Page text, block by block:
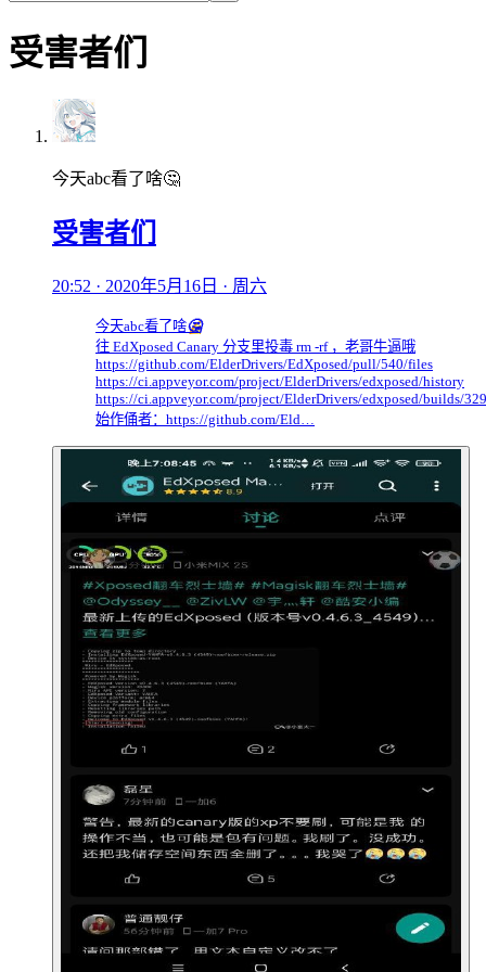
受害者们
今天abc看了啥🤔
受害者们
20:52 · 2020年5月16日 · 周六
今天abc看了啥🤔
往 EdXposed Canary 分支里投毒 rm -rf ，老哥牛逼哦
https://github.com/ElderDrivers/EdXposed/pull/540/files
https://ci.appveyor.com/project/ElderDrivers/edxposed/history
https://ci.appveyor.com/project/ElderDrivers/edxposed/builds/
始作俑者：https://github.com/Eld…